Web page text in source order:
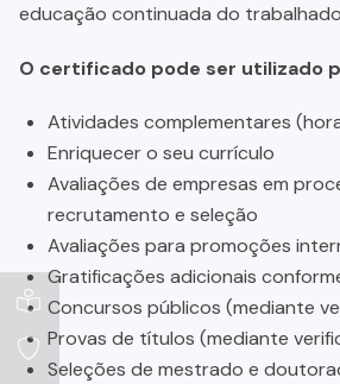
educação continuada do
O certificado pode ser utilizado
Atividades complementares
Enriquecer o seu currículo
Avaliações de empresas em
recrutamento e seleção
Avaliações para promoções
Gratificações adicionais
Concursos públicos (mediante
Provas de títulos (mediante
Seleções de mestrado e